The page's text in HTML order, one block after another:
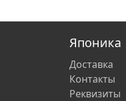
Японика
Доставка
Контакты
Реквизиты